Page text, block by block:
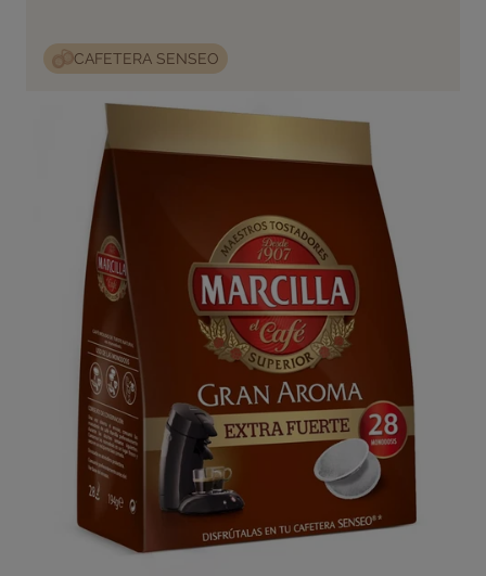
CAFETERA SENSEO